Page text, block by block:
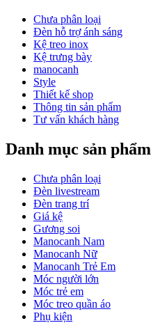
Chưa phân loại
Đèn hỗ trợ ánh sáng
Kệ treo inox
Kệ trưng bày
manocanh
Style
Thiết kế shop
Thông tin sản phẩm
Tư vấn khách hàng
Danh mục sản phẩm
Chưa phân loại
Đèn livestream
Đèn trang trí
Giá kệ
Gương soi
Manocanh Nam
Manocanh Nữ
Manocanh Trẻ Em
Móc người lớn
Móc trẻ em
Móc treo quần áo
Phụ kiện